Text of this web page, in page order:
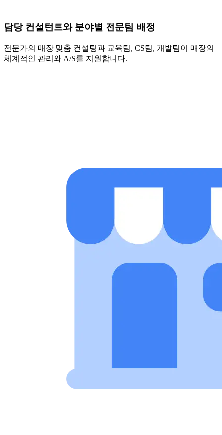
담당 컨설턴트와 분야별 전문팀 배정
전문가의 매장 맞춤 컨설팅과 교육팀, CS팀, 개발팀이 매장의
체계적인 관리와 A/S를 지원합니다.